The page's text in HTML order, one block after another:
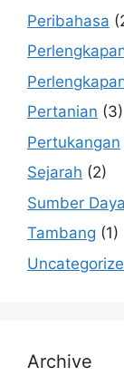
Peribahasa
Pertanian (3)
Pertukangan
Sejarah (2)
Sumber
Tambang (1)
Archive